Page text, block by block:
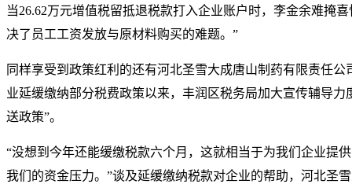
当26.62万元增值税留抵退税款打入企业账户时，李金余难掩
决了员工工资发放与原材料购买的难题。”
同样享受到政策红利的还有河北圣雪大成唐山制药有限责任
业延缓缴纳部分税费政策以来，丰润区税务局加大宣传辅导力
送政策”。
“没想到今年还能缓缴税款六个月，这就相当于为我们企业提
我们的资金压力。”谈及延缓缴纳税款对企业的帮助，河北圣